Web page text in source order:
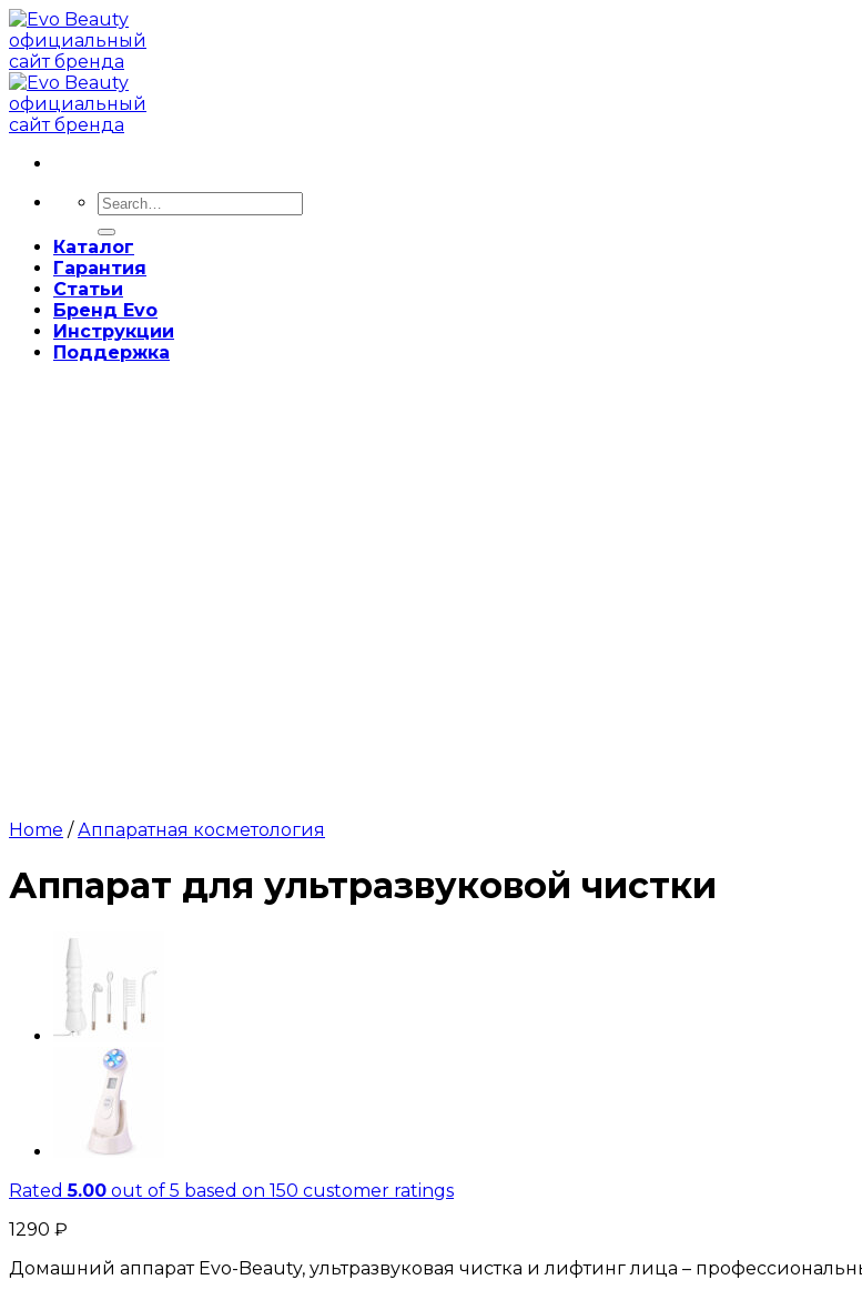
Skip
to
content
Search
for:
Каталог
Гарантия
Статьи
Бренд Evo
Инструкции
Поддержка
Home / Аппаратная косметология
Аппарат для ультразвуковой чистки
Rated5.00 out of 5 based on 150 customer ratings
1290 ₽
Домашний аппарат Evo-Beauty, ультразвуковая чистка и лифтинг лица –